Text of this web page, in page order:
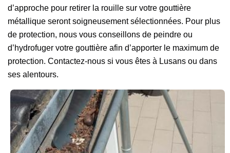
d’approche pour retirer la rouille sur votre gouttière
métallique seront soigneusement sélectionnées. Pour plus
de protection, nous vous conseillons de peindre ou
d’hydrofuger votre gouttière afin d’apporter le maximum de
protection. Contactez-nous si vous êtes à Lusans ou dans
ses alentours.